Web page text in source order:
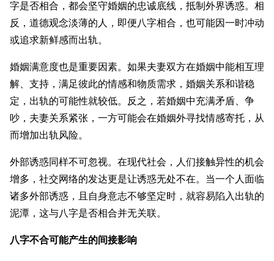
字是否相合，都会坚守婚姻的忠诚底线，抵制外界诱惑。相
反，道德观念淡薄的人，即便八字相合，也可能因一时冲动
或追求新鲜感而出轨。
婚姻满意度也是重要因素。如果夫妻双方在婚姻中能相互理
解、支持，满足彼此的情感和物质需求，婚姻关系和谐稳
定，出轨的可能性就较低。反之，若婚姻中充满矛盾、争
吵，夫妻关系紧张，一方可能会在婚姻外寻找情感寄托，从
而增加出轨风险。
外部诱惑同样不可忽视。在现代社会，人们接触异性的机会
增多，社交网络的发达更是让诱惑无处不在。当一个人面临
诸多外部诱惑，且自身意志不够坚定时，就容易陷入出轨的
泥潭，这与八字是否相合并无关联。
八字不合可能产生的间接影响